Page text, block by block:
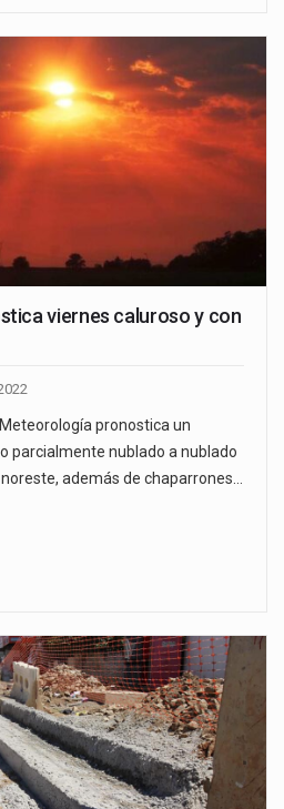
viernes caluroso y con
Meteorología pronostica un
parcialmente nublado a nublado
además de chaparrones…